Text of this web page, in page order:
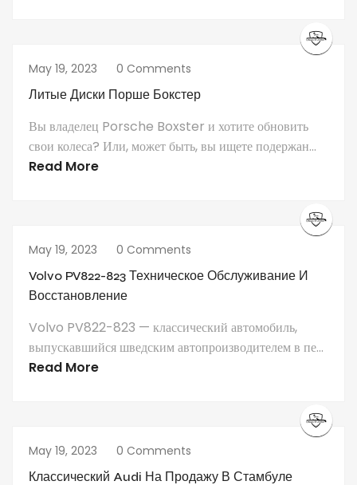
May 19, 2023 0 Comments
Литые Диски Порше Бокстер
Вы владелец Porsche Boxster и хотите обновить
свои колеса? Или, может быть, вы ищете подержан...
Read More
May 19, 2023 0 Comments
Volvo PV822-823 Техническое Обслуживание И
Восстановление
Volvo PV822-823 — классический автомобиль,
выпускавшийся шведским автопроизводителем в пе...
Read More
May 19, 2023 0 Comments
Классический Audi На Продажу В Стамбуле